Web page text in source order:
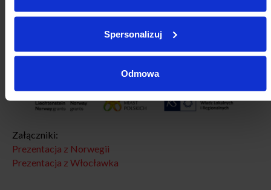
Spersonalizuj
Odmowa
Załączniki:
Prezentacja z Norwegii
Prezentacja z Włocławka